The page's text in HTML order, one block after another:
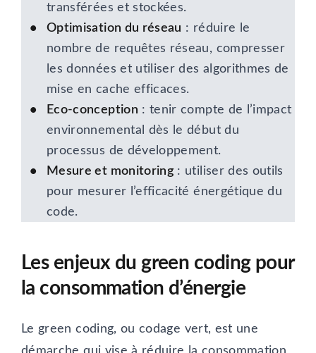
transférées et stockées.
Optimisation du réseau : réduire le
nombre de requêtes réseau, compresser
les données et utiliser des algorithmes de
mise en cache efficaces.
Eco-conception : tenir compte de l’impact
environnemental dès le début du
processus de développement.
Mesure et monitoring : utiliser des outils
pour mesurer l’efficacité énergétique du
code.
Les enjeux du green coding pour
la consommation d’énergie
Le green coding, ou codage vert, est une
démarche qui vise à réduire la consommation